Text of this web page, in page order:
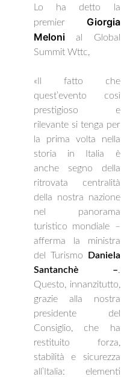
Lo ha detto la
premier Giorgia
Meloni al Global
Summit Wttc,
«Il fatto che
quest’evento così
prestigioso e
rilevante si tenga per
la prima volta nella
storia in Italia è
anche segno della
ritrovata centralità
della nostra nazione
nel panorama
turistico mondiale –
afferma la ministra
del Turismo
Daniela
Santanchè –
Questo, innanzitutto,
grazie alla nostra
presidente del
Consiglio, che ha
restituito forza,
stabilità e sicurezza
all’Italia: elementi